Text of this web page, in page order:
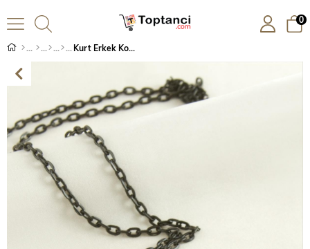
0
Kurt Erkek Kolye